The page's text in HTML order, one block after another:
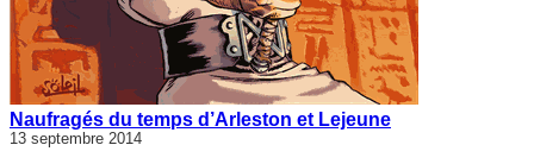
Naufragés du temps d’Arleston et Lejeune
13 septembre 2014